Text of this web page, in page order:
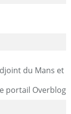
du Mans et
portail Overblog